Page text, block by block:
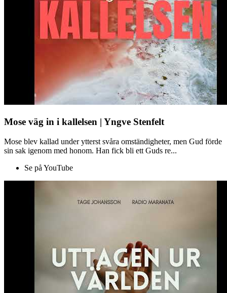
Mose väg in i kallelsen | Yngve Stenfelt
Mose blev kallad under ytterst svåra omständigheter, men Gud förde
sin sak igenom med honom. Han fick bli ett Guds re...
Se på YouTube